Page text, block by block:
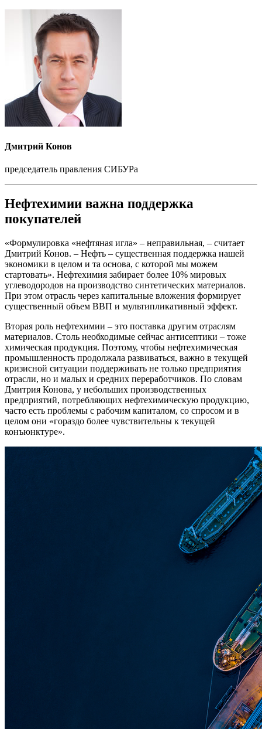
Дмитрий Конов
председатель правления СИБУРа
Нефтехимии важна поддержка
покупателей
«Формулировка «нефтяная игла» – неправильная, – считает
Дмитрий Конов. – Нефть – существенная поддержка нашей
экономики в целом и та основа, с которой мы можем
стартовать». Нефтехимия забирает более 10% мировых
углеводородов на производство синтетических материалов.
При этом отрасль через капитальные вложения формирует
существенный объем ВВП и мультипликативный эффект.
Вторая роль нефтехимии – это поставка другим отраслям
материалов. Столь необходимые сейчас антисептики – тоже
химическая продукция. Поэтому, чтобы нефтехимическая
промышленность продолжала развиваться, важно в текущей
кризисной ситуации поддерживать не только предприятия
отрасли, но и малых и средних переработчиков. По словам
Дмитрия Конова, у небольших производственных
предприятий, потребляющих нефтехимическую продукцию,
часто есть проблемы с рабочим капиталом, со спросом и в
целом они «гораздо более чувствительны к текущей
конъюнктуре».